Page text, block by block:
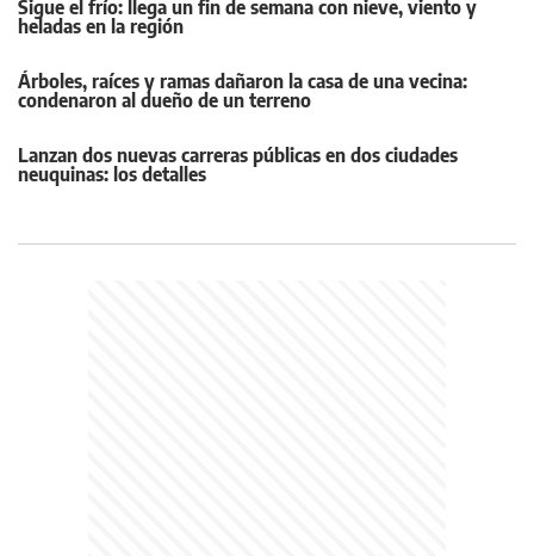
Sigue el frío: llega un fin de semana con nieve, viento y
heladas en la región
Árboles, raíces y ramas dañaron la casa de una vecina:
condenaron al dueño de un terreno
Lanzan dos nuevas carreras públicas en dos ciudades
neuquinas: los detalles